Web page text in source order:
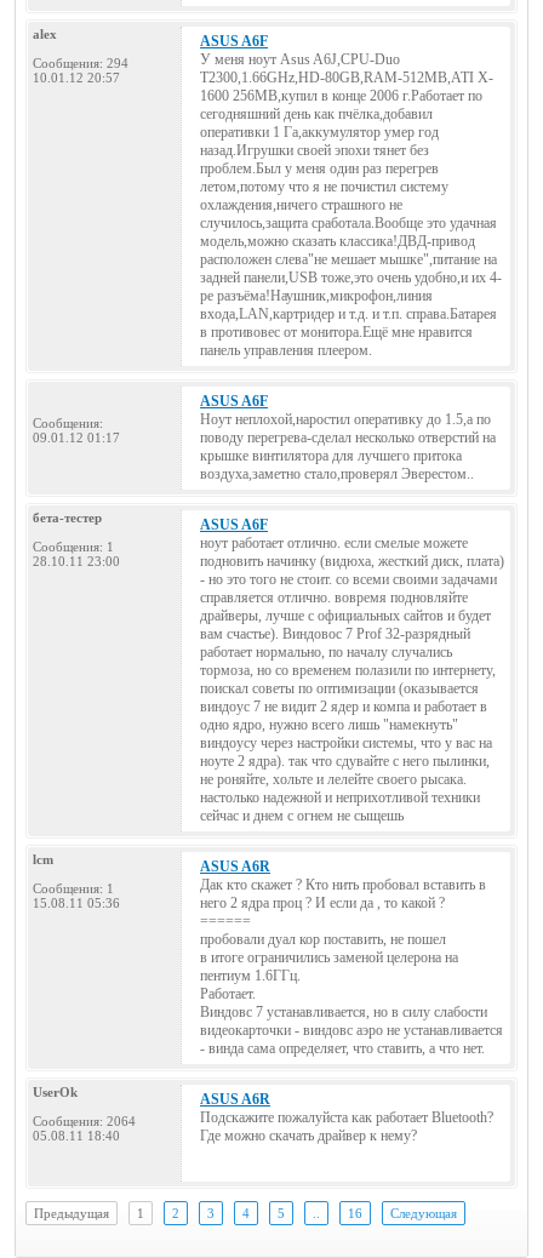
alex
Сообщения: 294
10.01.12 20:57
ASUS A6F
У меня ноут Asus A6J,CPU-Duo
T2300,1.66GHz,HD-80GB,RAM-512MB,ATI X-
1600 256MB,купил в конце 2006 г.Работает по
сегодняшний день как пчёлка,добавил
оперативки 1 Га,аккумулятор умер год
назад.Игрушки своей эпохи тянет без
проблем.Был у меня один раз перегрев
летом,потому что я не почистил систему
охлаждения,ничего страшного не
случилось,защита сработала.Вообще это удачная
модель,можно сказать классика!ДВД-привод
расположен слева"не мешает мышке",питание на
задней панели,USB тоже,это очень удобно,и их 4-
ре разъёма!Наушник,микрофон,линия
входа,LAN,картридер и т.д. и т.п. справа.Батарея
в противовес от монитора.Ещё мне нравится
панель управления плеером.
Сообщения:
09.01.12 01:17
ASUS A6F
Ноут неплохой,наростил оперативку до 1.5,а по
поводу перегрева-сделал несколько отверстий на
крышке винтилятора для лучшего притока
воздуха,заметно стало,проверял Эверестом..
бета-тестер
Сообщения: 1
28.10.11 23:00
ASUS A6F
ноут работает отлично. если смелые можете
подновить начинку (видюха, жесткий диск, плата)
- но это того не стоит. со всеми своими задачами
справляется отлично. вовремя подновляйте
драйверы, лучше с официальных сайтов и будет
вам счастье). Виндовос 7 Prof 32-разрядный
работает нормально, по началу случались
тормоза, но со временем полазили по интернету,
поискал советы по оптимизации (оказывается
виндоус 7 не видит 2 ядер и компа и работает в
одно ядро, нужно всего лишь "намекнуть"
виндоусу через настройки системы, что у вас на
ноуте 2 ядра). так что сдувайте с него пылинки,
не роняйте, хольте и лелейте своего рысака.
настолько надежной и неприхотливой техники
сейчас и днем с огнем не сыщешь
lcm
Сообщения: 1
15.08.11 05:36
ASUS A6R
Дак кто скажет ? Кто нить пробовал вставить в
него 2 ядра проц ? И если да , то какой ?
======
пробовали дуал кор поставить, не пошел
в итоге ограничились заменой целерона на
пентиум 1.6ГГц.
Работает.
Виндовс 7 устанавливается, но в силу слабости
видеокарточки - виндовс аэро не устанавливается
- винда сама определяет, что ставить, а что нет.
UserOk
Сообщения: 2064
05.08.11 18:40
ASUS A6R
Подскажите пожалуйста как работает Bluetooth?
Где можно скачать драйвер к нему?
Предыдущая 1 2 3 4 5 16 Следующая